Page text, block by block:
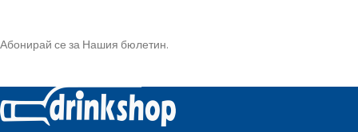
Абонирай се за Нашия бюлетин.